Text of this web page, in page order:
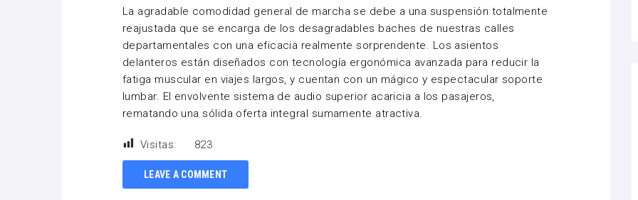
La agradable comodidad general de marcha se debe a una suspensión totalmente
reajustada que se encarga de los desagradables baches de nuestras calles
departamentales con una eficacia realmente sorprendente. Los asientos
delanteros están diseñados con tecnología ergonómica avanzada para reducir la
fatiga muscular en viajes largos, y cuentan con un mágico y espectacular soporte
lumbar. El envolvente sistema de audio superior acaricia a los pasajeros,
rematando una sólida oferta integral sumamente atractiva.
Visitas: 823
LEAVE A COMMENT